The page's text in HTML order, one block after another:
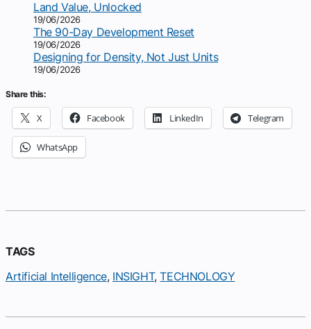
Land Value, Unlocked
19/06/2026
The 90-Day Development Reset
19/06/2026
Designing for Density, Not Just Units
19/06/2026
Share this:
X Facebook LinkedIn Telegram
WhatsApp
TAGS
Artificial Intelligence, INSIGHT, TECHNOLOGY